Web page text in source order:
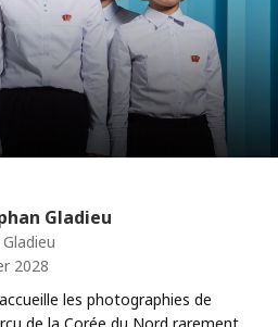
Gladieu
2028
les photographies de